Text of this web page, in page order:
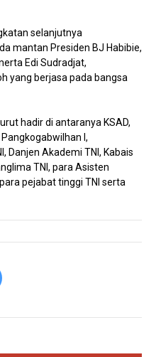
selanjutnya
mantan Presiden BJ Habibie,
Edi Sudradjat,
yang berjasa pada bangsa
hadir di antaranya KSAD,
Pangkogabwilhan I,
Danjen Akademi TNI, Kabais
TNI, para Asisten
pejabat tinggi TNI serta